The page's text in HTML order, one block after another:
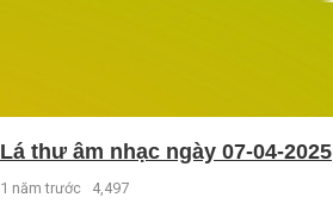
Lá thư âm nhạc ngày 07-04-2025
1 năm trước 4,497